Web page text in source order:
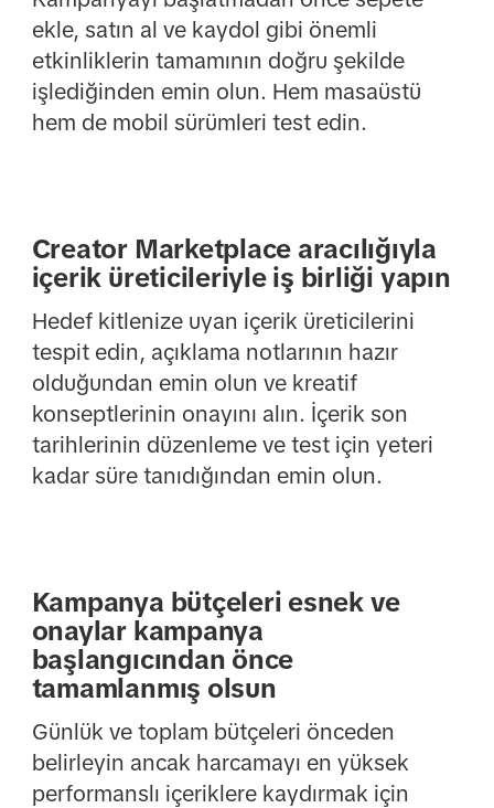
ekle, satın al ve kaydol gibi önemli
etkinliklerin tamamının doğru şekilde
işlediğinden emin olun. Hem masaüstü
hem de mobil sürümleri test edin.
Creator Marketplace aracılığıyla
içerik üreticileriyle iş birliği yapın
Hedef kitlenize uyan içerik üreticilerini
tespit edin, açıklama notlarının hazır
olduğundan emin olun ve kreatif
konseptlerinin onayını alın. İçerik son
tarihlerinin düzenleme ve test için yeteri
kadar süre tanıdığından emin olun.
Kampanya bütçeleri esnek ve
onaylar kampanya
başlangıcından önce
tamamlanmış olsun
Günlük ve toplam bütçeleri önceden
belirleyin ancak harcamayı en yüksek
performanslı içeriklere kaydırmak için